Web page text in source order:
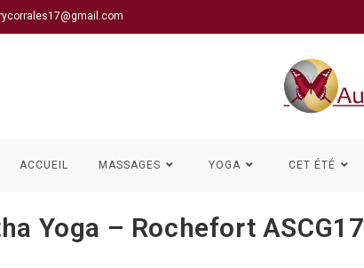
ACCUEIL MASSAGES YOGA CET ÉTÉ
Yoga – Rochefort ASCG17